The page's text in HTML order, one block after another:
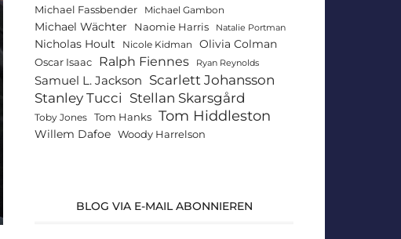
Michael Fassbender Michael Gambon
Michael Wächter Naomie Harris Natalie Portman
Nicholas Hoult Nicole Kidman Olivia Colman
Oscar Isaac Ralph Fiennes Ryan Reynolds
Samuel L. Jackson Scarlett Johansson
Stanley Tucci Stellan Skarsgård
Toby Jones Tom Hanks Tom Hiddleston
Willem Dafoe Woody Harrelson
BLOG VIA E-MAIL ABONNIEREN